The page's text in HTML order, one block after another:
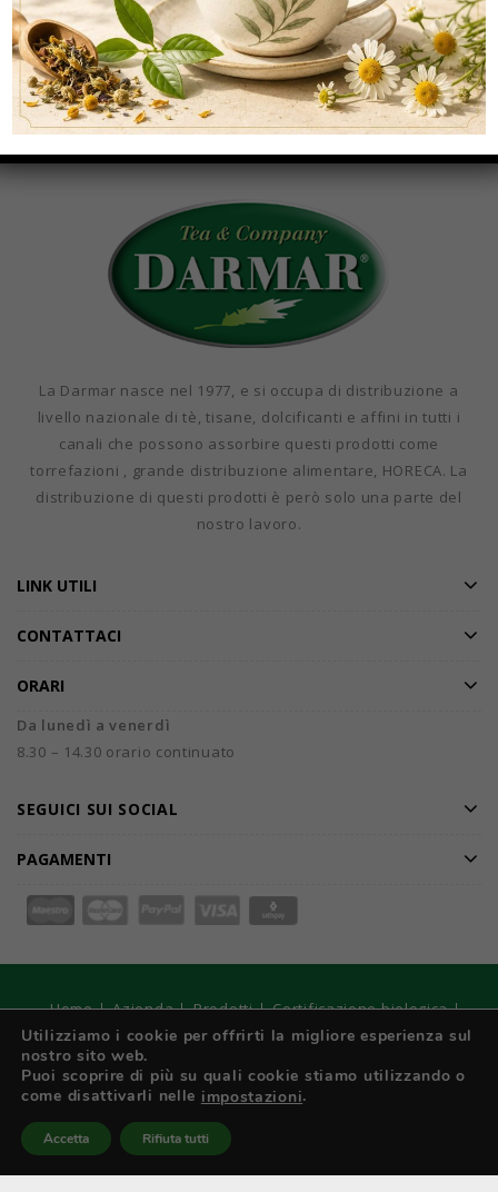
RECENT COMMENTS
CATEGORIE
La Darmar nasce nel 1977, e si occupa di distribuzione a
livello nazionale di tè, tisane, dolcificanti e affini in tutti i
canali che possono assorbire questi prodotti come
torrefazioni , grande distribuzione alimentare, HORECA. La
distribuzione di questi prodotti è però solo una parte del
nostro lavoro.
LINK UTILI
CONTATTACI
ORARI
Da lunedì a venerdì
8.30 – 14.30 orario continuato
SEGUICI SUI SOCIAL
PAGAMENTI
Home Azienda Prodotti
Certificazione biologica
Confezionamento personalizzato
Collaborazioni
Catalogo
Offerte speciali
© 2026DARMAR S.r.l. Unipersonale - Registro Imprese di
Torino, C.F e P. IVA: IT 01970210017 - Capitale sociale € 10.400
interamente versato. Strategie Digitali Innovea
Utilizziamo i cookie per offrirti la migliore esperienza sul
nostro sito web.
Puoi scoprire di più su quali cookie stiamo utilizzando o
come disattivarli nelle impostazioni.
Accetta Rifiuta tutti